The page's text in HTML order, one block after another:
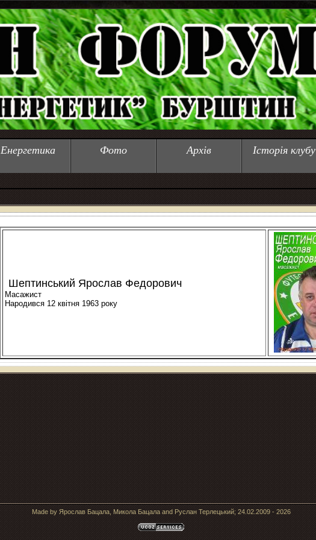
Енергетика Фото Архів Історія клубу
Шептинський Ярослав Федорович
Масажист
Народився 12 квітня 1963 року
Made by Ярослав Бацала, Микола Бацала and Руслан Терлецький; 24.02.2009 - 2026